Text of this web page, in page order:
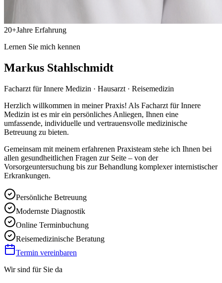
20+Jahre Erfahrung
Lernen Sie mich kennen
Markus Stahlschmidt
Facharzt für Innere Medizin · Hausarzt · Reisemedizin
Herzlich willkommen in meiner Praxis! Als Facharzt für Innere
Medizin ist es mir ein persönliches Anliegen, Ihnen eine
umfassende, individuelle und vertrauensvolle medizinische
Betreuung zu bieten.
Gemeinsam mit meinem erfahrenen Praxisteam stehe ich Ihnen bei
allen gesundheitlichen Fragen zur Seite – von der
Vorsorgeuntersuchung bis zur Behandlung komplexer internistischer
Erkrankungen.
Persönliche Betreuung
Modernste Diagnostik
Online Terminbuchung
Reisemedizinische Beratung
Termin vereinbaren
Wir sind für Sie da